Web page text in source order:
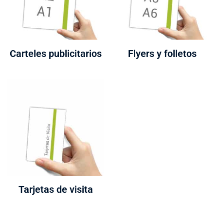
Carteles publicitarios Flyers y folletos
Tarjetas de visita